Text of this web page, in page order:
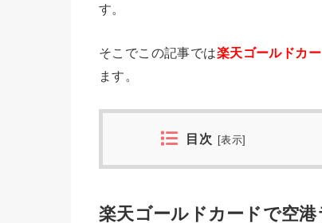
す。
そこでこの記事では楽天ゴールドカ
ます。
目次 [表示]
楽天ゴールドカードで空